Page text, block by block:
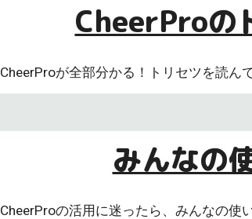
CheerProの
CheerProが全部分かる！トリセツを読ん
みんなの
CheerProの活用に迷ったら、みんなの使